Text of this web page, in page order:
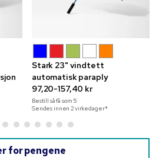
Stark 23" vindtett
automatisk paraply
97,20-157,40 kr
Bestill så få som 5
Sendes innen 2 virkedager*
for pengene